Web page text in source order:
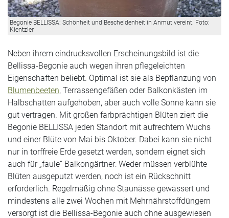
Begonie BELLISSA: Schönheit und Bescheidenheit in Anmut vereint. Foto:
Kientzler
Neben ihrem eindrucksvollen Erscheinungsbild ist die
Bellissa-Begonie auch wegen ihren pflegeleichten
Eigenschaften beliebt. Optimal ist sie als Bepflanzung von
Blumenbeeten, Terrassengefäßen oder Balkonkästen im
Halbschatten aufgehoben, aber auch volle Sonne kann sie
gut vertragen. Mit großen farbprächtigen Blüten ziert die
Begonie BELLISSA jeden Standort mit aufrechtem Wuchs
und einer Blüte von Mai bis Oktober. Dabei kann sie nicht
nur in torffreie Erde gesetzt werden, sondern eignet sich
auch für „faule“ Balkongärtner: Weder müssen verblühte
Blüten ausgeputzt werden, noch ist ein Rückschnitt
erforderlich. Regelmäßig ohne Staunässe gewässert und
mindestens alle zwei Wochen mit Mehrnährstoffdüngern
versorgt ist die Bellissa-Begonie auch ohne ausgewiesen